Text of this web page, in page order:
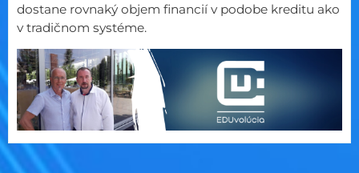
dostane rovnaký objem financií v podobe kreditu ako
v tradičnom systéme.